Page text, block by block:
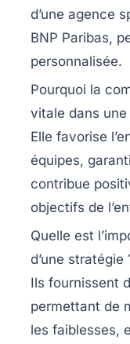
d’une agence
BNP Paribas,
personnalisée.
Pourquoi la
vitale dans
Elle favorise
équipes,
contribue
objectifs de
Quelle est
d’une stratégie
Ils fournissent
permettant de
les faiblesses,